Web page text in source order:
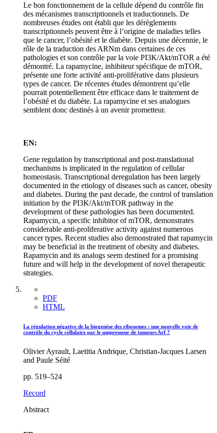
Le bon fonctionnement de la cellule dépend du contrôle fin
des mécanismes transcriptionnels et traductionnels. De
nombreuses études ont établi que les dérèglements
transcriptionnels peuvent être à l’origine de maladies telles
que le cancer, l’obésité et le diabète. Depuis une décennie, le
rôle de la traduction des ARNm dans certaines de ces
pathologies et son contrôle par la voie PI3K/Akt/mTOR a été
démontré. La rapamycine, inhibiteur spécifique de mTOR,
présente une forte activité anti-proliférative dans plusieurs
types de cancer. De récentes études démontrent qu’elle
pourrait potentiellement être efficace dans le traitement de
l’obésité et du diabète. La rapamycine et ses analogues
semblent donc destinés à un avenir prometteur.
EN:
Gene regulation by transcriptional and post-translational
mechanisms is implicated in the regulation of cellular
homeostasis. Transcriptional deregulation has been largely
documented in the etiology of diseases such as cancer, obesity
and diabetes. During the past decade, the control of translation
initiation by the PI3K/Akt/mTOR pathway in the
development of these pathologies has been documented.
Rapamycin, a specific inhibitor of mTOR, demonstrates
considerable anti-proliferative activity against numerous
cancer types. Recent studies also demonstrated that rapamycin
may be beneficial in the treatment of obesity and diabetes.
Rapamycin and its analogs seem destined for a promising
future and will help in the development of novel therapeutic
strategies.
PDF
HTML
La régulation négative de la biogenèse des ribosomes : une nouvelle voie de
contrôle du cycle cellulaire par le suppresseur de tumeurs Arf ?
Olivier Ayrault, Laetitia Andrique, Christian-Jacques Larsen
and Paule Séité
pp. 519–524
Record
Abstract